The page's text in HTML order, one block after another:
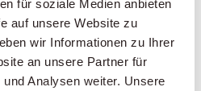
für soziale Medien anbieten
auf unsere Website zu
wir Informationen zu Ihrer
an unsere Partner für
Analysen weiter. Unsere
betreuende Angehörige
Themen zur häuslichen
das Angebot, durch